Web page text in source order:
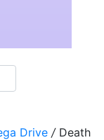
Drive / Death